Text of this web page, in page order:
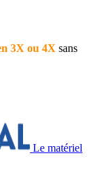
3X ou 4X sans
Le matériel